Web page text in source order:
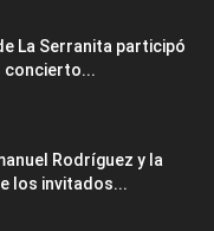
La Serranita participó
concierto...
Rodríguez y la
los invitados...